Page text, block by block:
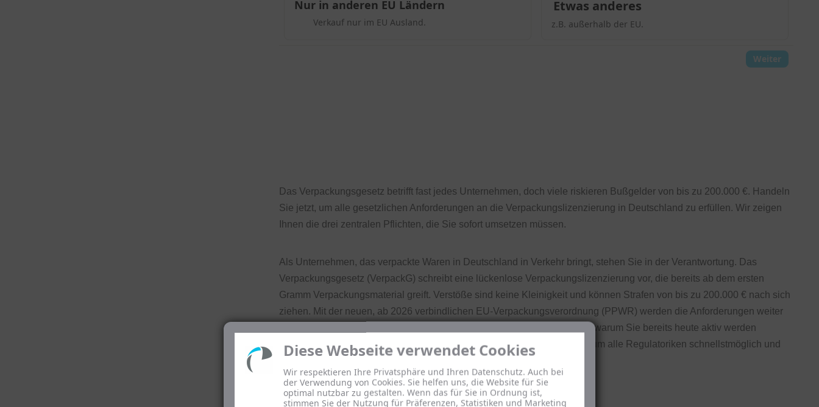
Diese Webseite verwendet Cookies
Wir respektieren Ihre Privatsphäre und Ihren Datenschutz. Auch bei
der Verwendung von Cookies. Sie helfen uns, die Website für Sie
optimal nutzbar zu gestalten. Wenn das für Sie in Ordnung ist,
stimmen Sie der Nutzung für Präferenzen, Statistiken und Marketing
Das Verpackungsgesetz betrifft fast jedes Unternehmen, doch viele riskieren Bußgelder von bis zu 200.000 €. Handeln
Sie jetzt, um alle gesetzlichen Anforderungen an die Verpackungslizenzierung in Deutschland zu erfüllen. Wir zeigen
Ihnen die drei zentralen Pflichten, die Sie sofort umsetzen müssen.
Als Unternehmen, das verpackte Waren in Deutschland in Verkehr bringt, stehen Sie in der Verantwortung. Das
Verpackungsgesetz (VerpackG) schreibt eine lückenlose Verpackungslizenzierung vor, die bereits ab dem ersten
Gramm Verpackungsmaterial greift. Verstöße sind keine Kleinigkeit und können Strafen von bis zu 200.000 € nach sich
ziehen. Mit der neuen, ab 2026 verbindlichen EU-Verpackungsverordnung (PPWR) werden die Anforderungen weiter
verschärft. Dieser Leitfaden erklärt Ihre unmittelbaren Pflichten und zeigt, warum Sie bereits heute aktiv werden
müssen. Zögern Sie nicht, sich bei der Deutschen Recycling zu melden, um alle Regulatoriken schnellstmöglich und